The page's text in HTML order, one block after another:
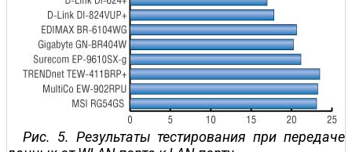
Рис. 5. Результаты тестирования при передаче